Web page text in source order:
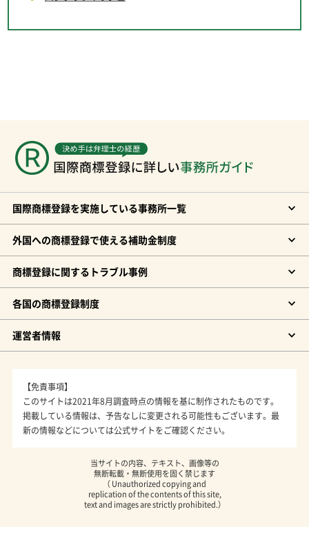
国際商標登録を実施している事務所一覧
外国への商標登録で使える補助金制度
商標登録に関するトラブル事例
各国の商標登録制度
運営者情報
【免責事項】
このサイトは2021年8月調査時点の情報を基に制作されたものです。
掲載している情報は、予告なしに変更される可能性もございます。最
新の情報などについては公式サイトをご確認ください。
当サイトの内容、テキスト、画像等の
無断転載・無断使用を固く禁じます
（ Unauthorized copying and
replication of the contents of this site,
text and images are strictly prohibited.）